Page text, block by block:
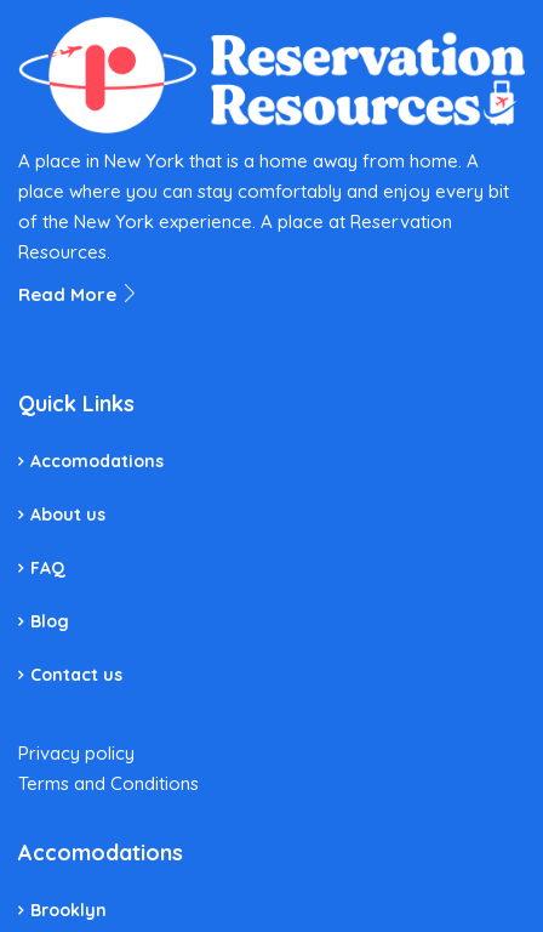
A place in New York that is a home away from home. A
place where you can stay comfortably and enjoy every bit
of the New York experience. A place at Reservation
Resources.
Read More
Quick Links
Accomodations
About us
FAQ
Blog
Contact us
Privacy policy
Terms and Conditions
Accomodations
Brooklyn